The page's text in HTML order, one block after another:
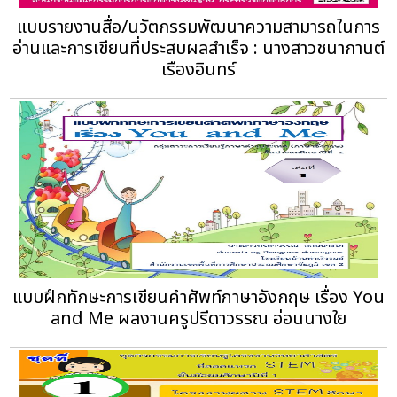
แบบรายงานสื่อ/นวัตกรรมพัฒนาความสามารถในการ
อ่านและการเขียนที่ประสบผลสําเร็จ : นางสาวชนากานต์
เรืองอินทร์
แบบฝึกทักษะการเขียนคำศัพท์ภาษาอังกฤษ เรื่อง You
and Me ผลงานครูปรีดาวรรณ อ่อนนางใย